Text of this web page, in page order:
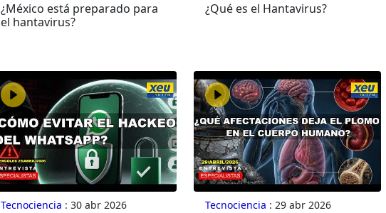
¿México está preparado para
el hantavirus?
¿Qué es el Hantavirus?
Tecnociencia : 30 abr 2026 Tecnociencia : 29 abr 2026